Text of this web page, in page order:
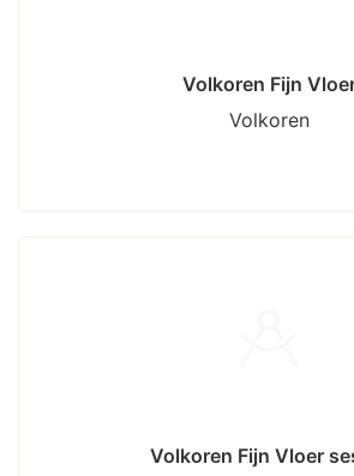
Volkoren Fijn
Volkoren
Volkoren Fijn Vloer